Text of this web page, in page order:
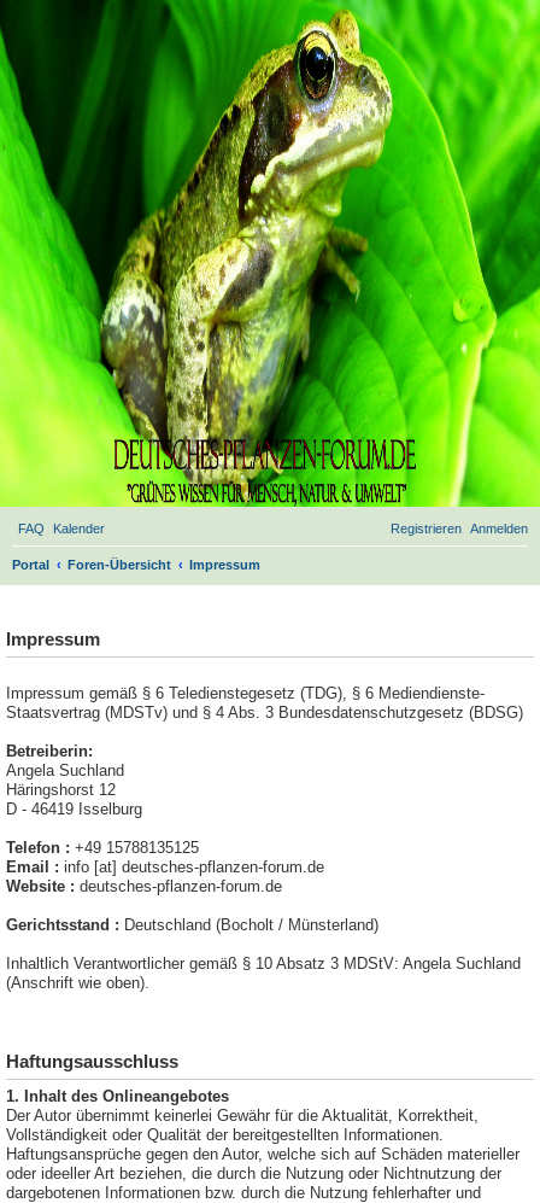
FAQ Kalender Anmelden
Registrieren
Portal Foren-Übersicht Impressum
Impressum
Impressum gemäß § 6 Teledienstegesetz (TDG), § 6 Mediendienste-
Staatsvertrag (MDSTv) und § 4 Abs. 3 Bundesdatenschutzgesetz (BDSG)
Betreiberin:
Angela Suchland
Häringshorst 12
D - 46419 Isselburg
Telefon : +49 15788135125
Email : info [at] deutsches-pflanzen-forum.de
Website : deutsches-pflanzen-forum.de
Gerichtsstand : Deutschland (Bocholt / Münsterland)
Inhaltlich Verantwortlicher gemäß § 10 Absatz 3 MDStV: Angela Suchland
(Anschrift wie oben).
Haftungsausschluss
1. Inhalt des Onlineangebotes
Der Autor übernimmt keinerlei Gewähr für die Aktualität, Korrektheit,
Vollständigkeit oder Qualität der bereitgestellten Informationen.
Haftungsansprüche gegen den Autor, welche sich auf Schäden materieller
oder ideeller Art beziehen, die durch die Nutzung oder Nichtnutzung der
dargebotenen Informationen bzw. durch die Nutzung fehlerhafter und